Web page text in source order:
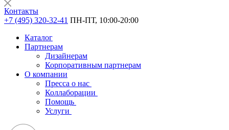
Контакты
+7 (495) 320-32-41 ПН-ПТ, 10:00-20:00
Каталог
Партнерам
Дизайнерам
Корпоративным партнерам
О компании
Пресса о нас
Коллаборации
Помощь
Услуги